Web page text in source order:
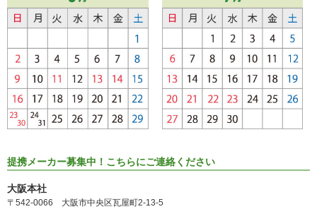
提携メーカー募集中！こちらにご連絡ください
大阪本社
〒542-0066 大阪市中央区瓦屋町2-13-5